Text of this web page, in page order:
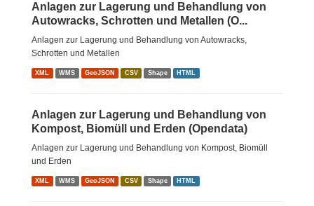
Anlagen zur Lagerung und Behandlung von
Autowracks, Schrotten und Metallen (O...
Anlagen zur Lagerung und Behandlung von Autowracks,
Schrotten und Metallen
XML WMS GeoJSON CSV Shape HTML
Anlagen zur Lagerung und Behandlung von
Kompost, Biomüll und Erden (Opendata)
Anlagen zur Lagerung und Behandlung von Kompost, Biomüll
und Erden
XML WMS GeoJSON CSV Shape HTML